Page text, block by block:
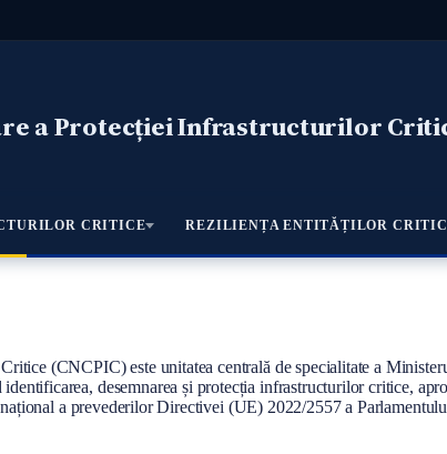
a Protecției Infrastructurilor
CRITICE REZILIENȚA ENTITĂȚILOR
(CNCPIC) este unitatea centrală de specialitate a
desemnarea și protecția infrastructurilor critice,
a prevederilor Directivei (UE) 2022/2557 a